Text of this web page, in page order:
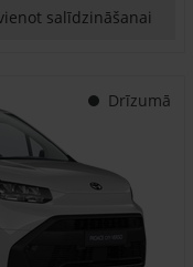
salīdzināšanai
Drīzumā